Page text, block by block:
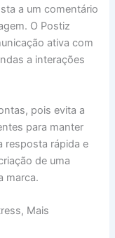
a um comentário
O Postiz
ativa com
a interações
pois evita a
para manter
resposta rápida e
de uma
marca.
Mais